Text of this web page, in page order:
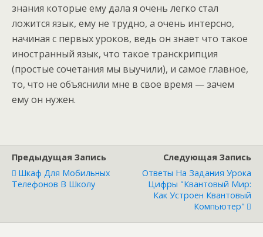
знания которые ему дала я очень легко стал
ложится язык, ему не трудно, а очень интерсно,
начиная с первых уроков, ведь он знает что такое
иностранный язык, что такое транскрипция
(простые сочетания мы выучили), и самое главное,
то, что не объяснили мне в свое время — зачем
ему он нужен.
Предыдущая Запись
Шкаф Для Мобильных
Телефонов В Школу
Следующая Запись
Ответы На Задания Урока
Цифры "Квантовый Мир:
Как Устроен Квантовый
Компьютер"